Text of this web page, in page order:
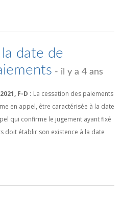
date de
- il y a 4 ans
F-D : La cessation des paiements
en appel, être caractérisée à la date
qui confirme le jugement ayant fixé
doit établir son existence à la date